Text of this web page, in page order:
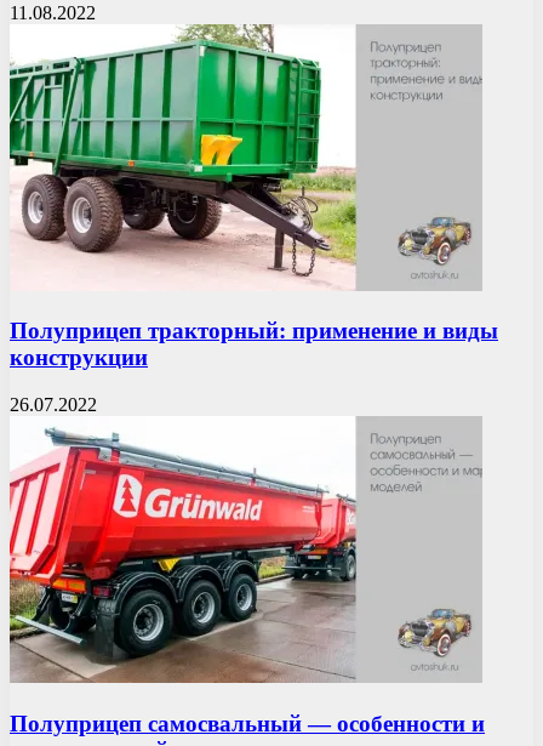
11.08.2022
Полуприцеп тракторный: применение и виды
конструкции
26.07.2022
Полуприцеп самосвальный — особенности и